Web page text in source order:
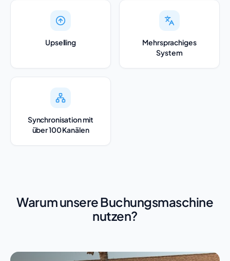
Upselling
Mehrsprachiges
System
Synchronisation mit
über 100 Kanälen
Warum unsere Buchungsmaschine
nutzen?